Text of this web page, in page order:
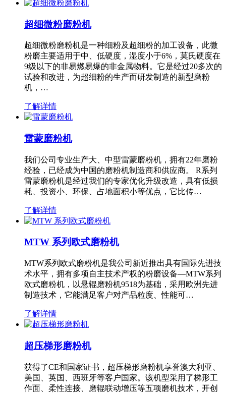
超细微粉磨粉机
超细微粉磨粉机是一种细粉及超细粉的加工设备，此微
粉磨主要适用于中、低硬度，湿度小于6%，莫氏硬度在
9级以下的非易燃易爆的非金属物料。它是经过20多次的
试验和改进，为超细粉的生产而研发制造的新型磨粉
机，…
了解详情
雷蒙磨粉机
我们公司专业生产大、中型雷蒙磨粉机，拥有22年磨粉
经验，已经成为中国的磨粉机制造商和供应商。 R系列
雷蒙磨粉机是经过我们的专家优化升级改造，具有低损
耗、投资小、环保、占地面积小等优点，它比传…
了解详情
MTW 系列欧式磨粉机
MTW系列欧式磨粉机是我公司新近推出具有国际先进技
术水平，拥有多项自主技术产权的粉磨设备—MTW系列
欧式磨粉机，以悬辊磨粉机9518为基础，采用欧洲先进
制造技术，它能满足客户对产品粒度、性能可…
了解详情
超压梯形磨粉机
获得了CE和国家证书，超压梯形磨粉机享誉澳大利亚、
美国、英国、西班牙等客户国家。该机型采用了梯形工
作面、柔性连接、磨辊联动增压等五项磨机技术，开创